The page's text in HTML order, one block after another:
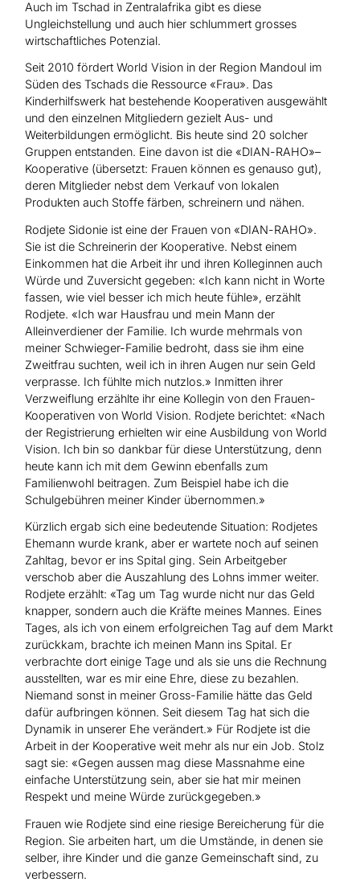
Auch im Tschad in Zentralafrika gibt es diese
Ungleichstellung und auch hier schlummert grosses
wirtschaftliches Potenzial.
Seit 2010 fördert World Vision in der Region Mandoul im
Süden des Tschads die Ressource «Frau». Das
Kinderhilfswerk hat bestehende Kooperativen ausgewählt
und den einzelnen Mitgliedern gezielt Aus- und
Weiterbildungen ermöglicht. Bis heute sind 20 solcher
Gruppen entstanden. Eine davon ist die «DIAN-RAHO»–
Kooperative (übersetzt: Frauen können es genauso gut),
deren Mitglieder nebst dem Verkauf von lokalen
Produkten auch Stoffe färben, schreinern und nähen.
Rodjete Sidonie ist eine der Frauen von «DIAN-RAHO».
Sie ist die Schreinerin der Kooperative. Nebst einem
Einkommen hat die Arbeit ihr und ihren Kolleginnen auch
Würde und Zuversicht gegeben: «Ich kann nicht in Worte
fassen, wie viel besser ich mich heute fühle», erzählt
Rodjete. «Ich war Hausfrau und mein Mann der
Alleinverdiener der Familie. Ich wurde mehrmals von
meiner Schwieger-Familie bedroht, dass sie ihm eine
Zweitfrau suchten, weil ich in ihren Augen nur sein Geld
verprasse. Ich fühlte mich nutzlos.» Inmitten ihrer
Verzweiflung erzählte ihr eine Kollegin von den Frauen-
Kooperativen von World Vision. Rodjete berichtet: «Nach
der Registrierung erhielten wir eine Ausbildung von World
Vision. Ich bin so dankbar für diese Unterstützung, denn
heute kann ich mit dem Gewinn ebenfalls zum
Familienwohl beitragen. Zum Beispiel habe ich die
Schulgebühren meiner Kinder übernommen.»
Kürzlich ergab sich eine bedeutende Situation: Rodjetes
Ehemann wurde krank, aber er wartete noch auf seinen
Zahltag, bevor er ins Spital ging. Sein Arbeitgeber
verschob aber die Auszahlung des Lohns immer weiter.
Rodjete erzählt: «Tag um Tag wurde nicht nur das Geld
knapper, sondern auch die Kräfte meines Mannes. Eines
Tages, als ich von einem erfolgreichen Tag auf dem Markt
zurückkam, brachte ich meinen Mann ins Spital. Er
verbrachte dort einige Tage und als sie uns die Rechnung
ausstellten, war es mir eine Ehre, diese zu bezahlen.
Niemand sonst in meiner Gross-Familie hätte das Geld
dafür aufbringen können. Seit diesem Tag hat sich die
Dynamik in unserer Ehe verändert.» Für Rodjete ist die
Arbeit in der Kooperative weit mehr als nur ein Job. Stolz
sagt sie: «Gegen aussen mag diese Massnahme eine
einfache Unterstützung sein, aber sie hat mir meinen
Respekt und meine Würde zurückgegeben.»
Frauen wie Rodjete sind eine riesige Bereicherung für die
Region. Sie arbeiten hart, um die Umstände, in denen sie
selber, ihre Kinder und die ganze Gemeinschaft sind, zu
verbessern.